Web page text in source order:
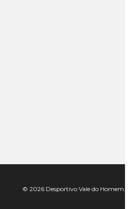
© 2026 Desportivo Vale do Homem.